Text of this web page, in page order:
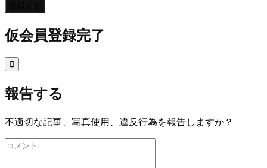
仮会員登録完了

報告する
不適切な記事、写真使用、違反行為を報告しますか？